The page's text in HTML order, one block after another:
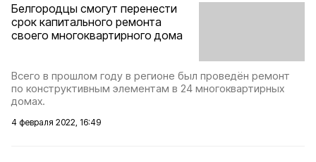
Белгородцы смогут перенести
срок капитального ремонта
своего многоквартирного дома
Всего в прошлом году в регионе был проведён ремонт
по конструктивным элементам в 24 многоквартирных
домах.
4 февраля 2022, 16:49